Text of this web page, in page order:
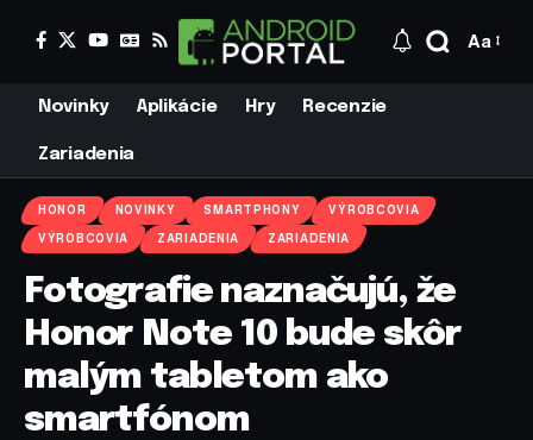
Aa
Novinky Aplikácie Hry Recenzie
Zariadenia
HONOR NOVINKY SMARTPHONY VÝROBCOVIA
VÝROBCOVIA ZARIADENIA ZARIADENIA
Fotografie naznačujú, že
Honor Note 10 bude skôr
malým tabletom ako
smartfónom